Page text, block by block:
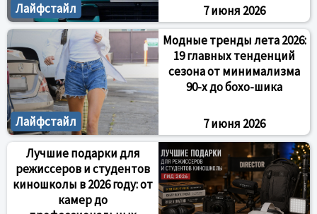
Лайфстайл
7 июня 2026
Лайфстайл
Модные тренды лета 2026:
19 главных тенденций
сезона от минимализма
90-х до бохо-шика
7 июня 2026
Лучшие подарки для
режиссеров и студентов
киношколы в 2026 году: от
камер до